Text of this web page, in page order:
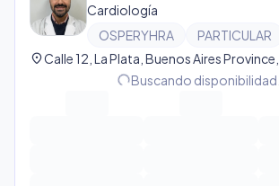
Cardiología
OSPERYHRA
PARTICULAR
location_on
progress_activityBuscando disponibilidad…